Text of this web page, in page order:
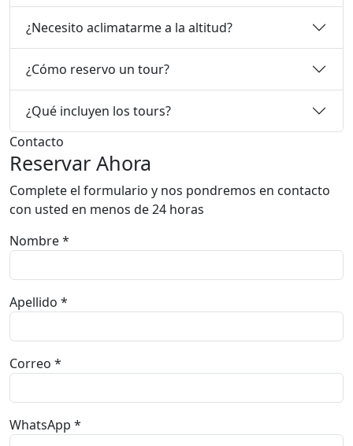
La temporada seca (abril a octubre) es ideal para
visitar Cusco y Machu Picchu, con cielos
¿Cómo reservo un tour?
¿Qué incluyen los tours?
Contacto
Reservar Ahora
con usted en menos de 24 horas
Nombre *
Apellido *
Correo *